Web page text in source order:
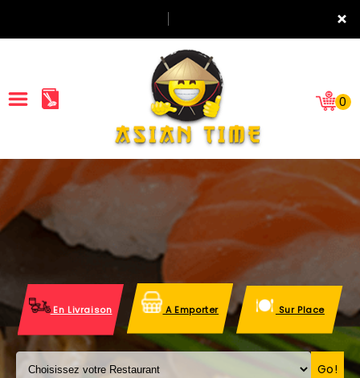
×
ACCUEIL
LA CARTE
VOS AVIS
MENTIONS LÉGALES
C.G.V
0
En Livraison A Emporter Sur Place
Go!